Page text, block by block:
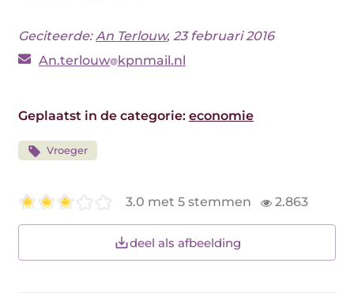
Geciteerde:An Terlouw, 23 februari 2016
An.terlouw kpnmail.nl
Geplaatst in de categorie: economie
Vroeger
3.0 met 5 stemmen 2.863
deel als afbeelding